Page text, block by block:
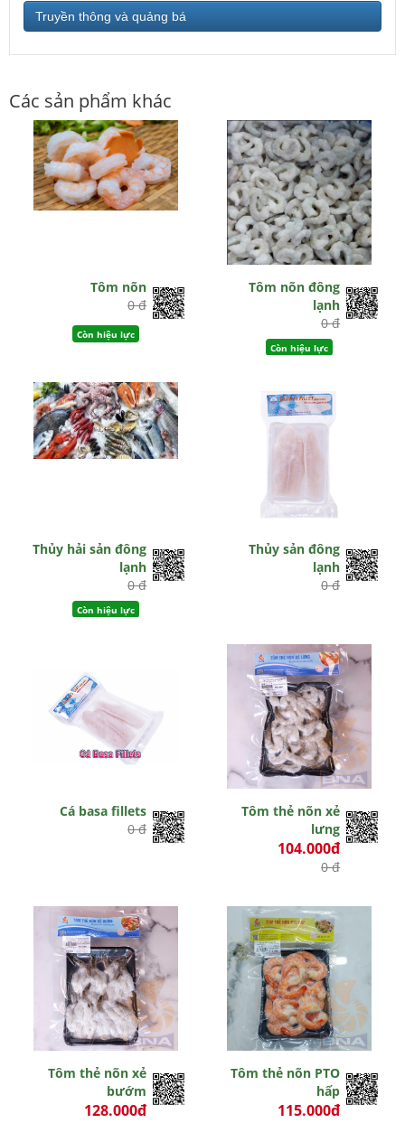
Truyền thông và quảng bá
Các sản phẩm khác
Tôm nõn
0 đ
Còn hiệu lực
Tôm nõn đông
lạnh
0 đ
Còn hiệu lực
Thủy hải sản đông
lạnh
0 đ
Còn hiệu lực
Thủy sản đông
lạnh
0 đ
Cá basa fillets
0 đ
Tôm thẻ nõn xẻ
lưng
104.000đ
0 đ
Tôm thẻ nõn xẻ
bướm
128.000đ
Tôm thẻ nõn PTO
hấp
115.000đ